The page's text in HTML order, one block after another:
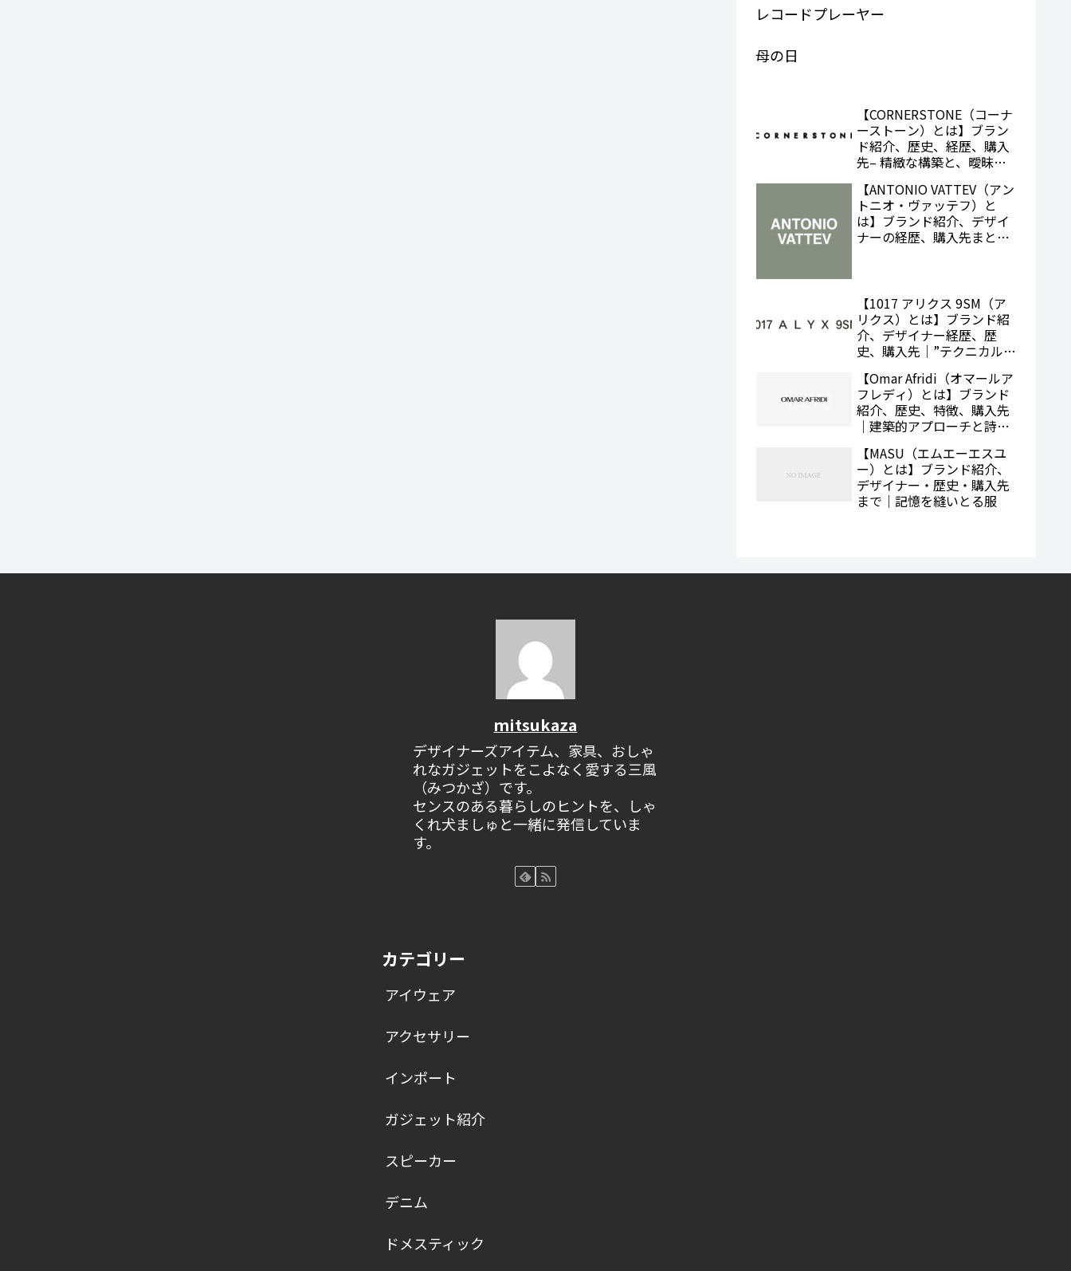
レコードプレーヤー
母の日
【CORNERSTONE（コーナ
ーストーン）とは】ブラン
ド紹介、歴史、経歴、購入
先– 精緻な構築と、曖昧な
【ANTONIO VATTEV（アン
トニオ・ヴァッテフ）と
は】ブランド紹介、デザイ
ナーの経歴、購入先まとめ
【1017 アリクス 9SM（ア
リクス）とは】ブランド紹
介、デザイナー経歴、歴
史、購入先｜”テクニカル
で生まれるモード
【Omar Afridi（オマールア
フレディ）とは】ブランド
紹介、歴史、特徴、購入先
｜建築的アプローチと詩的
【MASU（エムエーエスユ
ー）とは】ブランド紹介、
デザイナー・歴史・購入先
まで｜記憶を縫いとる服
mitsukaza
デザイナーズアイテム、家具、おしゃ
れなガジェットをこよなく愛する三風
（みつかざ）です。
センスのある暮らしのヒントを、しゃ
くれ犬ましゅと一緒に発信していま
す。
カテゴリー
アイウェア
アクセサリー
インポート
ガジェット紹介
スピーカー
デニム
ドメスティック